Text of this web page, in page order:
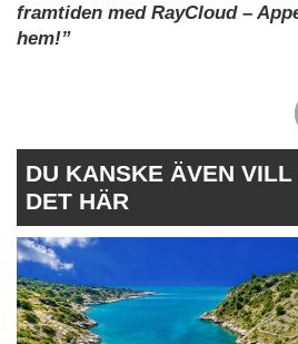
framtiden med RayCloud –
hem!”
DU KANSKE ÄVEN
DET HÄR